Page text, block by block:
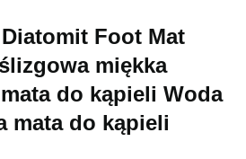
Foot Mat
miękka
do kąpieli Woda
mata do kąpieli